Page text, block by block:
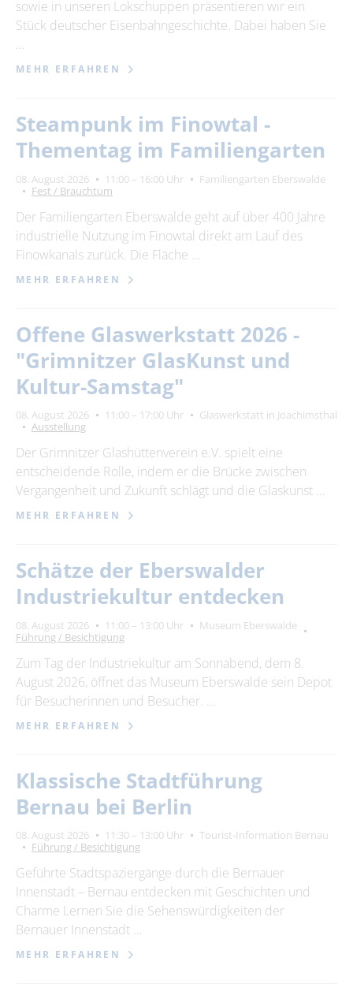
sowie in unseren Lokschuppen präsentieren wir ein
Stück deutscher Eisenbahngeschichte. Dabei haben Sie
…
MEHR ERFAHREN
Steampunk im Finowtal -
Thementag im Familiengarten
08. August 2026 11:00 – 16:00 Uhr
Familiengarten Eberswalde
Fest / Brauchtum
Der Familiengarten Eberswalde geht auf über 400 Jahre
industrielle Nutzung im Finowtal direkt am Lauf des
Finowkanals zurück. Die Fläche …
MEHR ERFAHREN
Offene Glaswerkstatt 2026 -
"Grimnitzer GlasKunst und
Kultur-Samstag"
08. August 2026 11:00 – 17:00 Uhr
Glaswerkstatt in Joachimsthal
Ausstellung
Der Grimnitzer Glashüttenverein e.V. spielt eine
entscheidende Rolle, indem er die Brücke zwischen
Vergangenheit und Zukunft schlägt und die Glaskunst …
MEHR ERFAHREN
Schätze der Eberswalder
Industriekultur entdecken
08. August 2026 11:00 – 13:00 Uhr
Museum Eberswalde
Führung / Besichtigung
Zum Tag der Industriekultur am Sonnabend, dem 8.
August 2026, öffnet das Museum Eberswalde sein Depot
für Besucherinnen und Besucher. …
MEHR ERFAHREN
Klassische Stadtführung
Bernau bei Berlin
08. August 2026 11:30 – 13:00 Uhr
Tourist-Information Bernau
Führung / Besichtigung
Geführte Stadtspaziergänge durch die Bernauer
Innenstadt – Bernau entdecken mit Geschichten und
Charme Lernen Sie die Sehenswürdigkeiten der
Bernauer Innenstadt …
MEHR ERFAHREN